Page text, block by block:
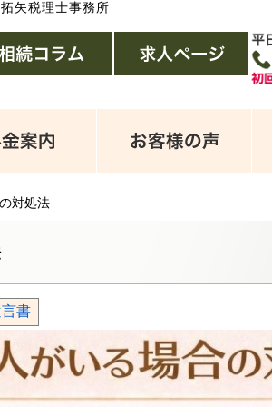
矢税理士事務所
対処法
書